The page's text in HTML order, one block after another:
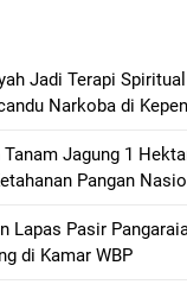
Jadi Terapi
Narkoba di
Jagung 1
Pangan
Lapas Pasir
di Kamar WBP